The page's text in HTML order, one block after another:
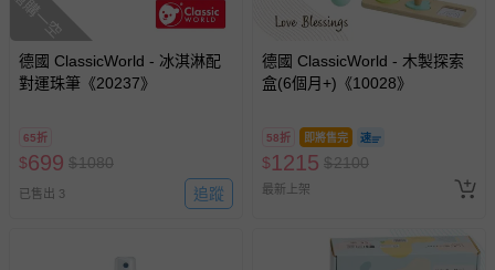
搶購一空
德國 ClassicWorld - 冰淇淋配
對運珠筆《20237》
65折
$699 $1080
已售出 3 追蹤
德國 ClassicWorld - 木製探索
盒(6個月+)《10028》
58折 即將售完
$1215 $2100
最新上架